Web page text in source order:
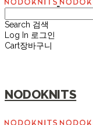
Search 검색
Log In 로그인
Cart장바구니
NODOKNITS